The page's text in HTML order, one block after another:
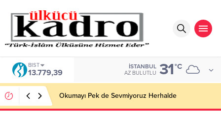
BIST
13.779,39
İSTANBUL
AZ BULUTLU 31°C
Okumayı Pek de Sevmiyoruz Herhalde